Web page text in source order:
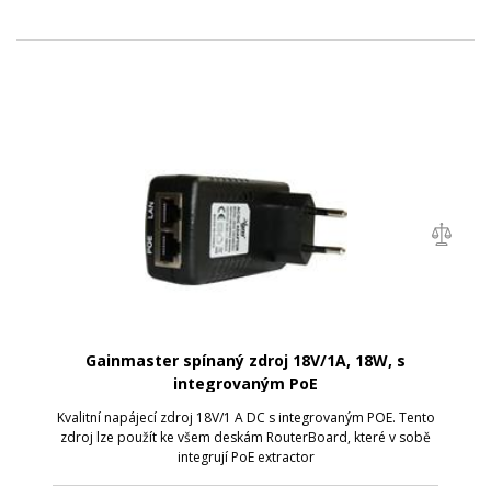
Gainmaster spínaný zdroj 18V/1A, 18W, s
integrovaným PoE
Kvalitní napájecí zdroj 18V/1 A DC s integrovaným POE. Tento
zdroj lze použít ke všem deskám RouterBoard, které v sobě
integrují PoE extractor